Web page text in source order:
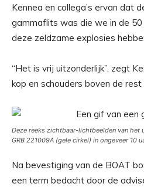
Kennea en collega’s ervan dat
gammaflits was die we in de
deze zeldzame explosies
“Het is vrij uitzonderlijk”, zegt
kop en schouders boven de rest
Deze reeks zichtbaar-lichtbeelden van het
GRB 221009A (gele cirkel) in ongeveer 10
Na bevestiging van de BOAT
een term bedacht door de